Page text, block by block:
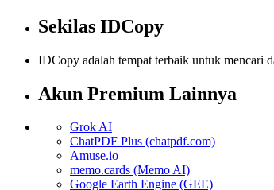
Sekilas IDCopy
IDCopy adalah tempat terbaik untuk mencari
Akun Premium Lainnya
Grok AI
ChatPDF Plus (chatpdf.com)
Amuse.io
memo.cards (Memo AI)
Google Earth Engine (GEE)